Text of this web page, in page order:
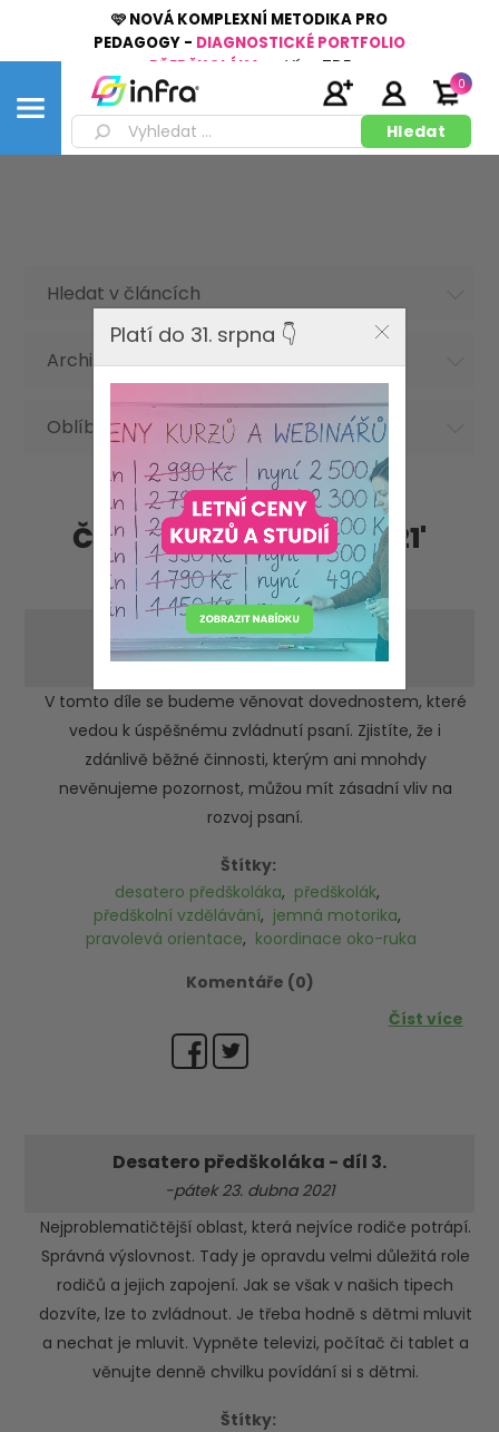
🩷 NOVÁ KOMPLEXNÍ METODIKA PRO
PEDAGOGY - DIAGNOSTICKÉ PORTFOLIO
PŘEDŠKOLÁKA
Více ZDE
0
Hledat v článcích
Archiv článků
Oblíbená hesla
Články - příspěvky '2021'
'duben'
Desatero předškoláka - díl 4.
-pátek 30. dubna 2021
V tomto díle se budeme věnovat dovednostem, které
vedou k úspěšnému zvládnutí psaní. Zjistíte, že i
zdánlivě běžné činnosti, kterým ani mnohdy
nevěnujeme pozornost, můžou mít zásadní vliv na
rozvoj psaní.
Štítky:
desatero předškoláka, předškolák,
předškolní vzdělávání, jemná motorika,
pravolevá orientace, koordinace oko-ruka
Komentáře (0)
Číst více
Desatero předškoláka - díl 3.
-pátek 23. dubna 2021
Nejproblematičtější oblast, která nejvíce rodiče potrápí.
Správná výslovnost. Tady je opravdu velmi důležitá role
rodičů a jejich zapojení. Jak se však v našich tipech
dozvíte, lze to zvládnout. Je třeba hodně s dětmi mluvit
a nechat je mluvit. Vypněte televizi, počítač či tablet a
věnujte denně chvilku povídání si s dětmi.
Štítky:
Platí do 31. srpna 👇